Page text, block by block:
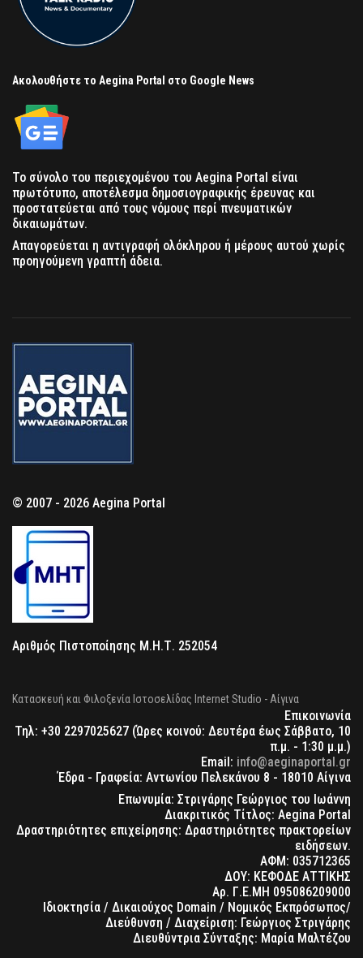
Ακολουθήστε το Aegina Portal στο Google News
Το σύνολο του περιεχομένου του Aegina Portal είναι
πρωτότυπο, αποτέλεσμα δημοσιογραφικής έρευνας και
προστατεύεται από τους νόμους περί πνευματικών
δικαιωμάτων.
Απαγορεύεται η αντιγραφή ολόκληρου ή μέρους αυτού χωρίς
προηγούμενη γραπτή άδεια.
© 2007 - 2026 Aegina Portal
Αριθμός Πιστοποίησης Μ.Η.Τ. 252054
Κατασκευή και Φιλοξενία Ιστοσελίδας Internet Studio - Αίγινα
Επικοινωνία
Τηλ: +30 2297025627 (Ώρες κοινού: Δευτέρα έως Σάββατο, 10
π.μ. - 1:30 μ.μ.)
Email: info@aeginaportal.gr
Έδρα - Γραφεία: Αντωνίου Πελεκάνου 8 - 18010 Αίγινα
Επωνυμία: Στριγάρης Γεώργιος του Ιωάννη
Διακριτικός Τίτλος: Aegina Portal
Δραστηριότητες επιχείρησης: Δραστηριότητες πρακτορείων
ειδήσεων.
ΑΦΜ: 035712365
ΔΟΥ: ΚΕΦΟΔΕ ΑΤΤΙΚΗΣ
Αρ. Γ.Ε.ΜΗ 095086209000
Ιδιοκτησία / Δικαιούχος Domain / Νομικός Εκπρόσωπος/
Διεύθυνση / Διαχείριση: Γεώργιος Στριγάρης
Διευθύντρια Σύνταξης: Μαρία Μαλτέζου